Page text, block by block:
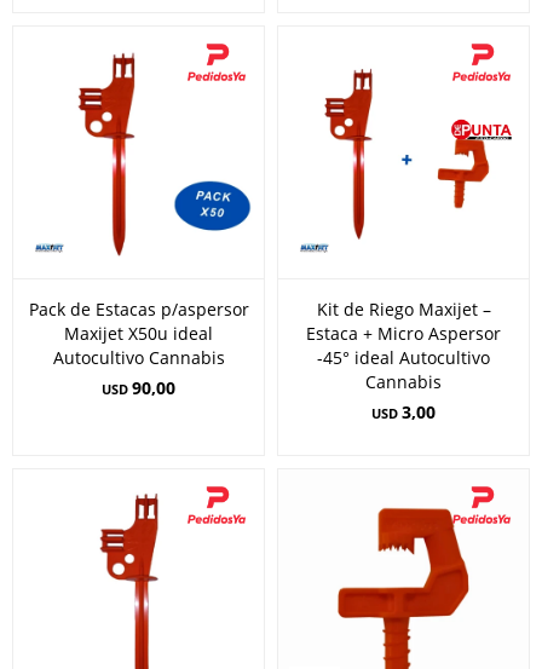
Pack de Estacas p/aspersor
Maxijet X50u ideal
Autocultivo Cannabis
USD 90,00
Kit de Riego Maxijet –
Estaca + Micro Aspersor
-45° ideal Autocultivo
Cannabis
USD 3,00